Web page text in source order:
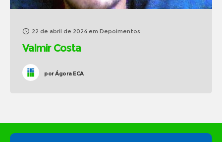
22 de abril de 2024 em Depoimentos
Valmir Costa
porÁgora ECA